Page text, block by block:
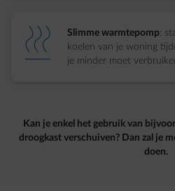
element-heating Slimme warmtepomp:
koelen van je woning
je minder moet
Kan je enkel het gebruik van
droogkast verschuiven? Dan zal je
doen. ​